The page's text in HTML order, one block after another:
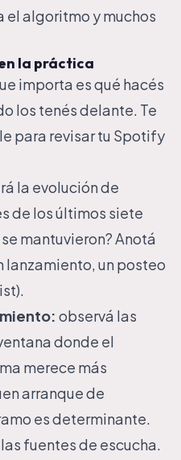
el algoritmo y muchos
la práctica
importa es qué hacés
los tenés delante. Te
para revisar tu Spotify
la evolución de
de los últimos siete
mantuvieron? Anotá
lanzamiento, un posteo
observá las
donde el
merece más
arranque de
es determinante.
fuentes de escucha.